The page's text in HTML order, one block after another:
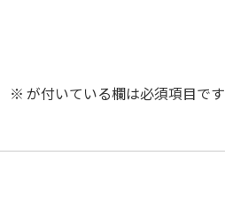
※ が付いている欄は必須項目です